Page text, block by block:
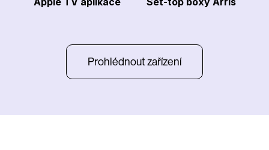
Prohlédnout zařízení